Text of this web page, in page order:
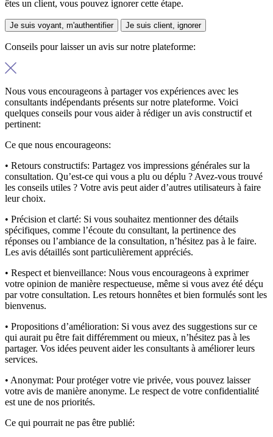
êtes un client, vous pouvez ignorer cette étape.
Je suis voyant, m'authentifier Je suis client, ignorer
Conseils pour laisser un avis sur notre plateforme:
Nous vous encourageons à partager vos expériences avec les
consultants indépendants présents sur notre plateforme. Voici
quelques conseils pour vous aider à rédiger un avis constructif et
pertinent:
Ce que nous encourageons:
• Retours constructifs: Partagez vos impressions générales sur la
consultation. Qu’est-ce qui vous a plu ou déplu ? Avez-vous trouvé
les conseils utiles ? Votre avis peut aider d’autres utilisateurs à faire
leur choix.
• Précision et clarté: Si vous souhaitez mentionner des détails
spécifiques, comme l’écoute du consultant, la pertinence des
réponses ou l’ambiance de la consultation, n’hésitez pas à le faire.
Les avis détaillés sont particulièrement appréciés.
• Respect et bienveillance: Nous vous encourageons à exprimer
votre opinion de manière respectueuse, même si vous avez été déçu
par votre consultation. Les retours honnêtes et bien formulés sont les
bienvenus.
• Propositions d’amélioration: Si vous avez des suggestions sur ce
qui aurait pu être fait différemment ou mieux, n’hésitez pas à les
partager. Vos idées peuvent aider les consultants à améliorer leurs
services.
• Anonymat: Pour protéger votre vie privée, vous pouvez laisser
votre avis de manière anonyme. Le respect de votre confidentialité
est une de nos priorités.
Ce qui pourrait ne pas être publié: